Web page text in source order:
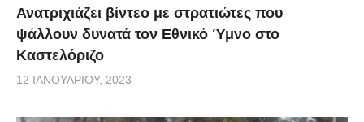
Ανατριχιάζει βίντεο με στρατιώτες που
ψάλλουν δυνατά τον Εθνικό Ύμνο στο
Καστελόριζο
12 ΙΑΝΟΥΑΡΊΟΥ, 2023